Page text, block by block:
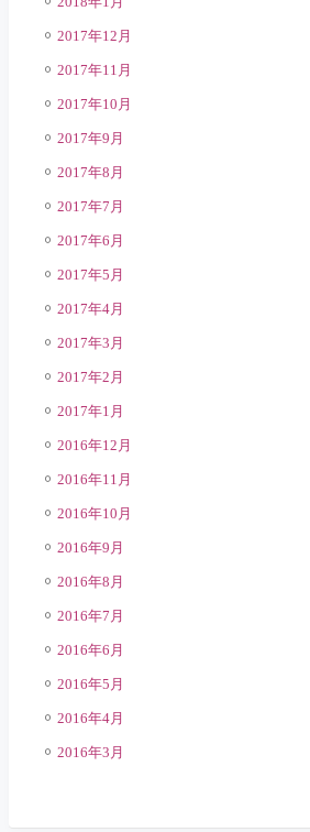
2017年12月
2017年11月
2017年10月
2017年9月
2017年8月
2017年7月
2017年6月
2017年5月
2017年4月
2017年3月
2017年2月
2017年1月
2016年12月
2016年11月
2016年10月
2016年9月
2016年8月
2016年7月
2016年6月
2016年5月
2016年4月
2016年3月